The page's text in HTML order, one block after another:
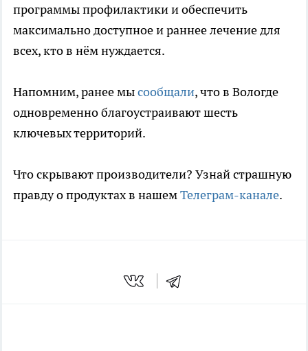
программы профилактики и обеспечить
максимально доступное и раннее лечение для
всех, кто в нём нуждается.
Напомним, ранее мысообщали, что в Вологде
одновременно благоустраивают шесть
ключевых территорий.
Что скрывают производители? Узнай страшную
правду о продуктах в нашемТелеграм-канале.